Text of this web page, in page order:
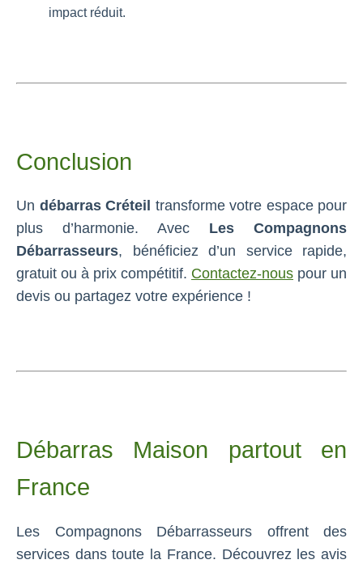
impact réduit.
Conclusion
Un débarras Créteil transforme votre espace pour
plus d’harmonie. Avec Les Compagnons
Débarrasseurs, bénéficiez d’un service rapide,
gratuit ou à prix compétitif. Contactez-nous pour un
devis ou partagez votre expérience !
Débarras Maison partout en
France
Les Compagnons Débarrasseurs offrent des
services dans toute la France. Découvrez les avis